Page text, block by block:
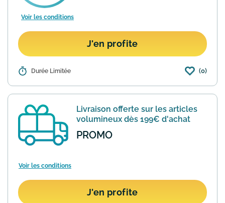
Voir les conditions
J'en profite
Détails : Recevez 10€ sur votre première
recevoir les dernières promotions et
les nouveaux clients uniquement.En
savoir plus
Durée Limitée (0)
Livraison offerte sur les articles
volumineux dès 199€ d'achat
PROMO
Voir les conditions
J'en profite